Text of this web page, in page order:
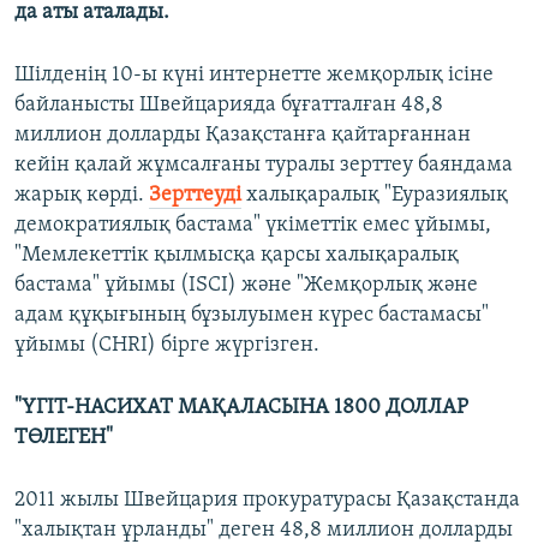
да аты аталады.
Шілденің 10-ы күні интернетте жемқорлық ісіне
байланысты Швейцарияда бұғатталған 48,8
миллион долларды Қазақстанға қайтарғаннан
кейін қалай жұмсалғаны туралы зерттеу баяндама
жарық көрді. Зерттеуді халықаралық "Еуразиялық
демократиялық бастама" үкіметтік емес ұйымы,
"Мемлекеттік қылмысқа қарсы халықаралық
бастама" ұйымы (ISCI) және "Жемқорлық және
адам құқығының бұзылуымен күрес бастамасы"
ұйымы (CHRI) бірге жүргізген.
"ҮГІТ-НАСИХАТ МАҚАЛАСЫНА 1800 ДОЛЛАР
ТӨЛЕГЕН"
2011 жылы Швейцария прокуратурасы Қазақстанда
"халықтан ұрланды" деген 48,8 миллион долларды